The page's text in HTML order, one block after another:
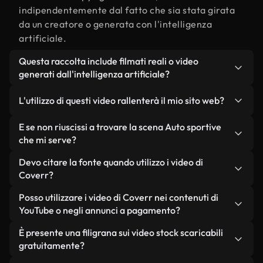
indipendentemente dal fatto che sia stata girata
da un creatore o generata con l'intelligenza
artificiale.
Questa raccolta include filmati reali o video
generati dall'intelligenza artificiale?
da filmati reali, girati da persone, relativi a Auto
sportive, e da video generati dall'intelligenza
artificiale. Ogni video è chiaramente etichettato,
L'utilizzo di questi video rallenterà il mio sito web?
Non se scegli le nostre versioni ottimizzate.
Offriamo formati leggeri e pronti per il web,
mantengono alta la qualità, riducono al minimo i
tempi di caricamento e migliorano parametri
come LCP.
E se non riuscissi a trovare la scena Auto sportive
che mi serve?
Puoi crearne uno all'istante utilizzando Coverr AI
Studio. Ti basta descrivere la scena, ad esempio
pochi secondi un video personalizzato in
conformità con i nostri standard di licenza.
Devo citare la fonte quando utilizzo i video di
Coverr?
Non è richiesto alcun riconoscimento dell'autore.
Tutti i video presenti nella nostra libreria sono
senza citare il creatore, sebbene sia sempre
gradito.
Posso utilizzare i video di Coverr nei contenuti di
YouTube o negli annunci a pagamento?
Sì. Tutti i filmati di Coverr possono essere utilizzati
in video monetizzati su YouTube, promozioni sui
È presente una filigrana sui video stock scaricabili
gratuitamente?